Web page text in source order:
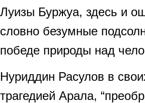
Луизы Буржуа, здесь и
словно безумные
победе природы над
Нуриддин Расулов в
трагедией Арала,